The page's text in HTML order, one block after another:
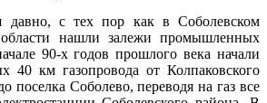
давно, с тех пор как в Соболевском
нашли залежи промышленных
90-х годов прошлого века начали
40 км газопровода от Колпаковского
поселка Соболево, переводя на газ все